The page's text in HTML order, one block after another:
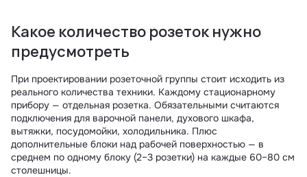
Какое количество розеток нужно
предусмотреть
При проектировании розеточной группы стоит исходить из
реального количества техники. Каждому стационарному
прибору — отдельная розетка. Обязательными считаются
подключения для варочной панели, духового шкафа,
вытяжки, посудомойки, холодильника. Плюс
дополнительные блоки над рабочей поверхностью — в
среднем по одному блоку (2–3 розетки) на каждые 60–80 см
столешницы.